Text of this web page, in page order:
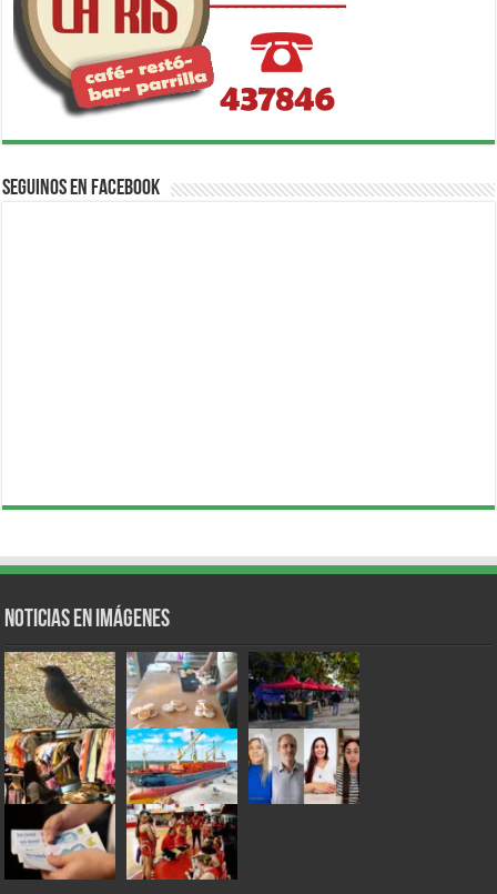
Seguinos en Facebook
Noticias en Imágenes